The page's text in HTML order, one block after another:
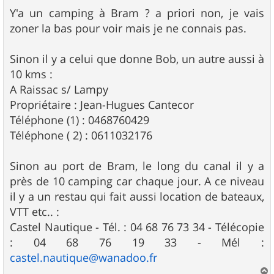
Y'a un camping à Bram ? a priori non, je vais
zoner la bas pour voir mais je ne connais pas.
Sinon il y a celui que donne Bob, un autre aussi à
10 kms :
A Raissac s/ Lampy
Propriétaire : Jean-Hugues Cantecor
Téléphone (1) : 0468760429
Téléphone ( 2) : 0611032176
Sinon au port de Bram, le long du canal il y a
près de 10 camping car chaque jour. A ce niveau
il y a un restau qui fait aussi location de bateaux,
VTT etc.. :
Castel Nautique - Tél. : 04 68 76 73 34 - Télécopie
: 04 68 76 19 33 - Mél :
castel.nautique@wanadoo.fr